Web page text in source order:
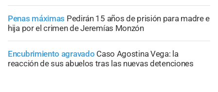
Penas máximas Pedirán 15 años de prisión para madre e
hija por el crimen de Jeremías Monzón
Encubrimiento agravado Caso Agostina Vega: la
reacción de sus abuelos tras las nuevas detenciones